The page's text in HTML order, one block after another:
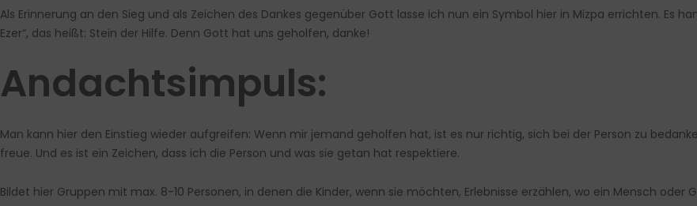
Als Erinnerung an den Sieg und als Zeichen des Dankes gegenüber Gott lasse ich nun ein Symbol hier in Mizpa errichten. Es
Ezer“, das heißt: Stein der Hilfe. Denn Gott hat uns geholfen, danke!
Andachtsimpuls:
Man kann hier den Einstieg wieder aufgreifen: Wenn mir jemand geholfen hat, ist es nur richtig, sich bei der Person zu
freue. Und es ist ein Zeichen, dass ich die Person und was sie getan hat respektiere.
Bildet hier Gruppen mit max. 8-10 Personen, in denen die Kinder, wenn sie möchten, Erlebnisse erzählen, wo ein Mensch